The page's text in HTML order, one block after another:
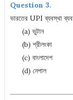
Question 3.
ভারতের UPI ব্যবস্থা
(a) ভুটান
(b) শ্রীলংকা
(c) বাংলাদেশ
(d) নেপাল